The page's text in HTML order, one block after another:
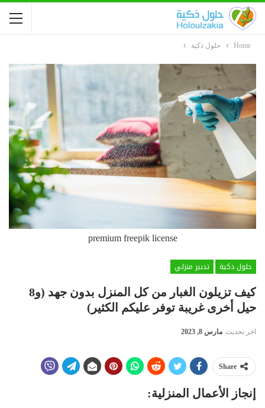
Home حلول ذكية
premium freepik license
حلول ذكية
تدبير منزلي
كيف تزيلون الغبار من كل المنزل بدون جهد (و8
حيل أخرى غريبة توفر عليكم الكثير)
اخر تحديث مارس 8, 2023
Share
إنجاز الأعمال المنزلية: